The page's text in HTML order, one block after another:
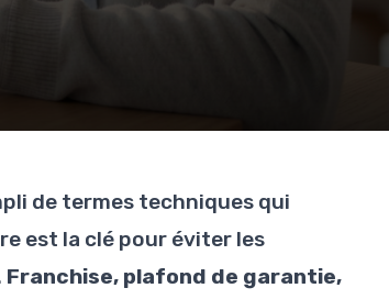
de termes techniques qui
est la clé pour éviter les
Franchise, plafond de garantie,